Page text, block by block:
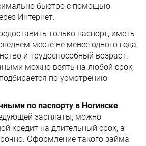
быстро с помощью
Интернет.
только паспорт, иметь
месте не менее одного года,
и трудоспособный возраст.
можно взять на любой срок,
по усмотрению
по паспорту в Ногинске
зарплаты, можно
кредит на длительный срок, а
Оформление такого займа